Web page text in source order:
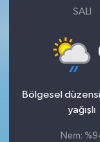
SALI
Bölgesel
yağışlı
Nem: